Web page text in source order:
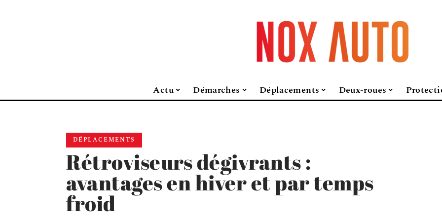
Actu Démarches Déplacements Deux-roues
DÉPLACEMENTS
Rétroviseurs dégivrants :
avantages en hiver et par temps
froid